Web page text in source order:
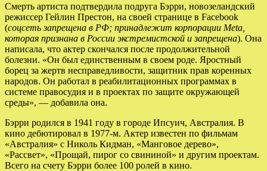
Смерть артиста подтвердила подруга Бэрри, новозеландский
режиссер Гейлин Престон, на своей странице в Facebook
(соцсеть запрещена в РФ; принадлежит корпорации Meta,
которая признана в России экстремистской и запрещена). Она
написала, что актер скончался после продолжительной
болезни. «Он был единственным в своем роде. Яростный
борец за жертв несправедливости, защитник прав коренных
народов. Он работал в реабилитационных программах в
системе правосудия и в проектах по защите окружающей
среды», — добавила она.
Бэрри родился в 1941 году в городе Ипсуич, Австралия. В
кино дебютировал в 1977-м. Актер известен по фильмам
«Австралия» с Николь Кидман, «Манговое дерево»,
«Рассвет», «Прощай, пирог со свининой» и другим проектам.
Всего на счету Бэрри более 100 ролей в кино.